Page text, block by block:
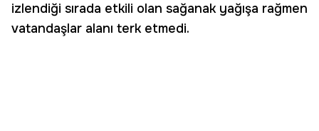
izlendiği sırada etkili olan sağanak yağışa rağmen
vatandaşlar alanı terk etmedi.